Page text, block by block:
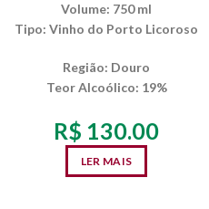
Volume: 750 ml
Tipo: Vinho do Porto Licoroso
Região: Douro
Teor Alcoólico: 19%
R$ 130.00
LER MAIS